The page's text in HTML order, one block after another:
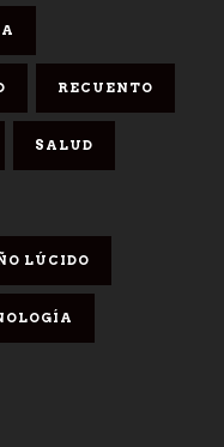
RECUENTO
SALUD
LÚCIDO